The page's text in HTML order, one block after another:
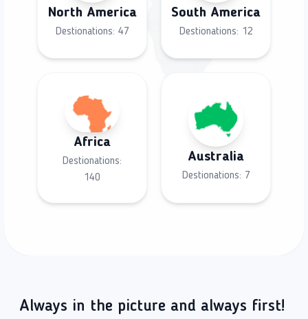
North America
Destionations: 47
South America
Destionations: 12
Africa
Destionations:
140
Australia
Destionations: 7
Always in the picture and always first!